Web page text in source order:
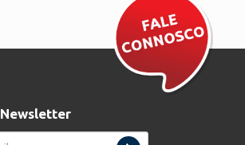
Newsletter